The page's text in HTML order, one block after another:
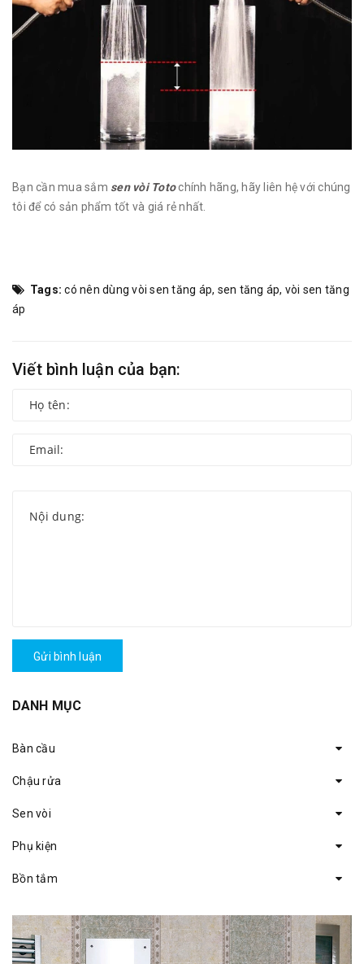
Bạn cần mua sắm sen vòi Totochính hãng, hãy liên hệ với chúng
tôi để có sản phẩm tốt và giá rẻ nhất.
Tags: có nên dùng vòi sen tăng áp, sen tăng áp, vòi sen tăng
áp
Viết bình luận của bạn:
Gửi bình luận
DANH MỤC
Bàn cầu
Chậu rửa
Sen vòi
Phụ kiện
Bồn tắm